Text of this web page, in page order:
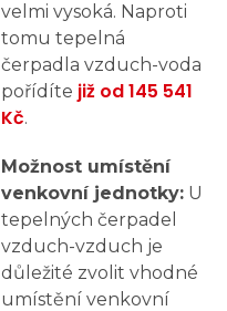
velmi vysoká. Naproti
tomu tepelná
čerpadla vzduch-voda
pořídíte již od 145 541
Kč.
Možnost umístění
venkovní jednotky: U
tepelných čerpadel
vzduch-vzduch je
důležité zvolit vhodné
umístění venkovní